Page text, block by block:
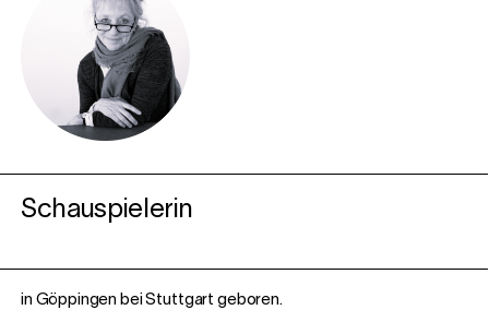
Schauspielerin
in Göppingen bei Stuttgart geboren.